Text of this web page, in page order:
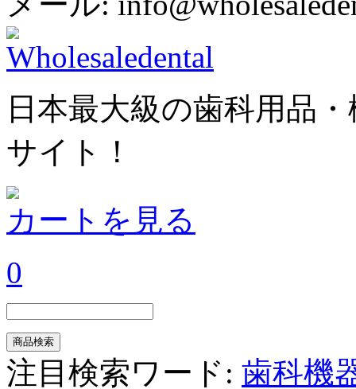
日本最大級の歯科用品
サイト！
カートを見る
0
注目検索ワード: 歯科機